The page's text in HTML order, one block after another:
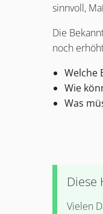
sinnvoll,
Die
noch
Welche
Wie
Was
Diese
Vielen